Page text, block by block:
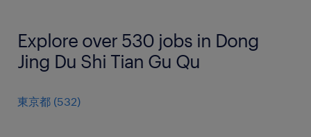
Explore over 530 jobs in Dong
Jing Du Shi Tian Gu Qu
東京都 (532)